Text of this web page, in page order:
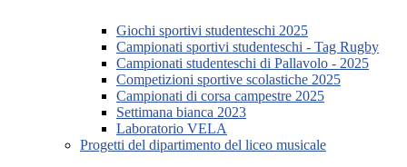
Giochi sportivi studenteschi 2025
Campionati sportivi studenteschi - Tag Rugby
Campionati studenteschi di Pallavolo - 2025
Competizioni sportive scolastiche 2025
Campionati di corsa campestre 2025
Settimana bianca 2023
Laboratorio VELA
Progetti del dipartimento del liceo musicale